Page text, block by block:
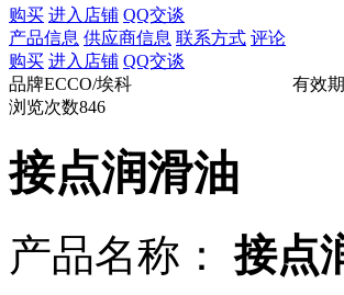
购买 进入店铺 QQ交谈
产品信息 供应商信息 联系方式 评论
购买 进入店铺 QQ交谈
品牌ECCO/埃科 有效
浏览次数846
接点润滑油
产品名称：接点